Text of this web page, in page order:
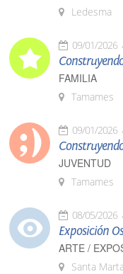
Ledesma
09/01/2026
FAMILIA
Tamames
09/01/2026
JUVENTUD
Tamames
08/05/2026
Exposición
ARTE /
Santa